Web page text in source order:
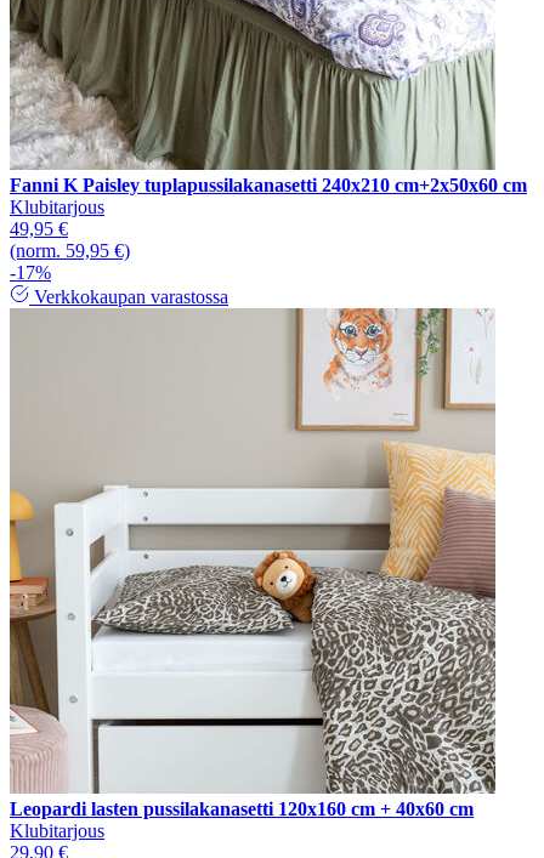
Fanni K Paisley tuplapussilakanasetti 240x210 cm+2x50x60 cm
Klubitarjous
49,95 €
(norm. 59,95 €)
-17%
Verkkokaupan varastossa
Leopardi lasten pussilakanasetti 120x160 cm + 40x60 cm
Klubitarjous
29,90 €